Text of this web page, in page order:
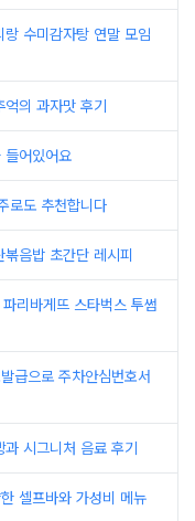
수미감자탕 연말 모임
의 과자맛 후기
어있어요
로도 추천합니다
음밥 초간단 레시피
리바게뜨 스타벅스 투썸
급으로 주차안심번호서
시그니처 음료 후기
셀프바와 가성비 메뉴